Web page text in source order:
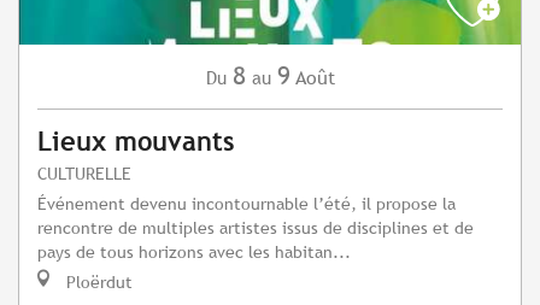
Du 8 au 9 Août
Lieux mouvants
CULTURELLE
Événement devenu incontournable l’été, il propose la
rencontre de multiples artistes issus de disciplines et de
pays de tous horizons avec les habitan...
Ploërdut